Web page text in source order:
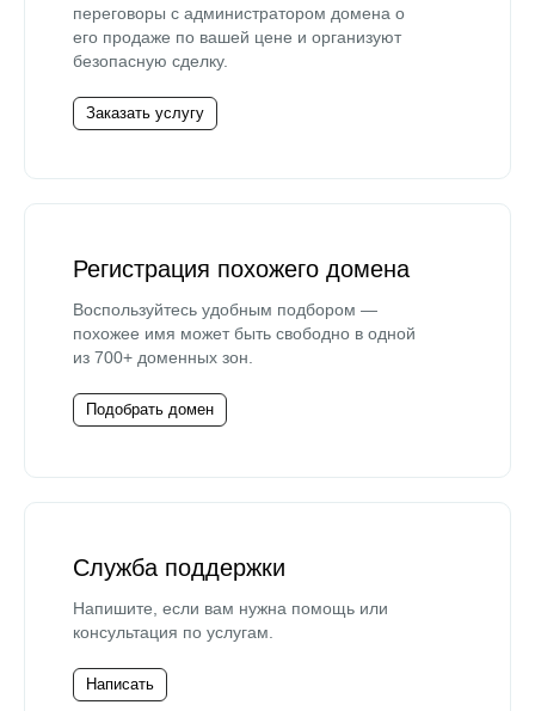
переговоры с администратором домена о
его продаже по вашей цене и организуют
безопасную сделку.
Заказать услугу
Регистрация похожего домена
Воспользуйтесь удобным подбором —
похожее имя может быть свободно в одной
из 700+ доменных зон.
Подобрать домен
Служба поддержки
Напишите, если вам нужна помощь или
консультация по услугам.
Написать